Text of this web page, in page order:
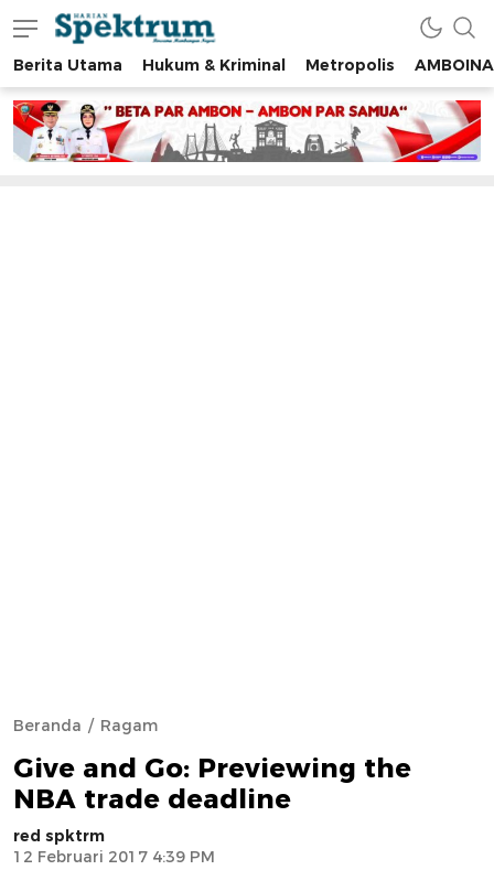
spektrumonline.com
Berita Utama Hukum & Kriminal Metropolis AMBOINA
Beranda Ragam
Give and Go: Previewing the
NBA trade deadline
red spktrm
12 Februari 2017 4:39 PM